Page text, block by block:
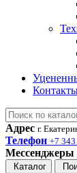
Адрес г.
Телефон +7
Мессенджеры
Каталог